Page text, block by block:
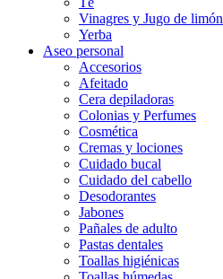
Vinagres y Jugo de limón
Yerba
Aseo personal
Accesorios
Afeitado
Cera depiladoras
Colonias y Perfumes
Cosmética
Cremas y lociones
Cuidado bucal
Cuidado del cabello
Desodorantes
Jabones
Pañales de adulto
Pastas dentales
Toallas higiénicas